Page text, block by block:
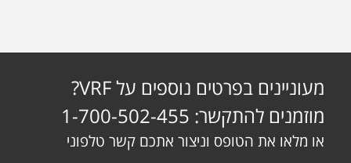
מעוניינים בפרטים נוספים על VRF?
מוזמנים להתקשר: 1-700-502-455
או מלאו את הטופס וניצור אתכם קשר טלפוני